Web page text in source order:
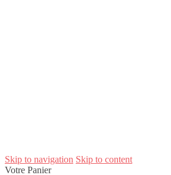
Skip to navigation Skip to content
Votre Panier